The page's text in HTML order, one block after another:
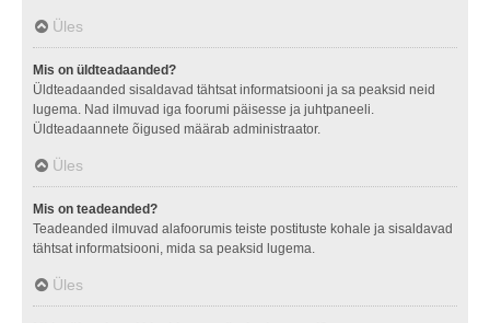
Üles
Mis on üldteadaanded?
Üldteadaanded sisaldavad tähtsat informatsiooni ja sa peaksid neid
lugema. Nad ilmuvad iga foorumi päisesse ja juhtpaneeli.
Üldteadaannete õigused määrab administraator.
Üles
Mis on teadeanded?
Teadeanded ilmuvad alafoorumis teiste postituste kohale ja sisaldavad
tähtsat informatsiooni, mida sa peaksid lugema.
Üles